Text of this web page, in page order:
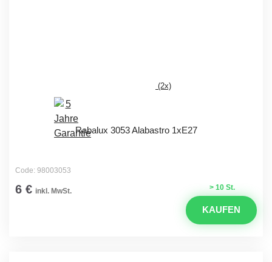
(2x)
Rabalux 3053 Alabastro 1xE27
Code: 98003053
> 10 St.
6 € inkl. MwSt.
KAUFEN